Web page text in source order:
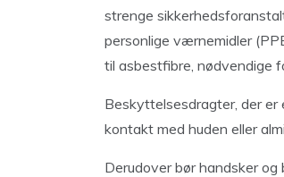
strenge
personlige værnemidler
til asbestfibre, nødvendige
Beskyttelsesdragter, der
kontakt med huden eller
Derudover bør handsker